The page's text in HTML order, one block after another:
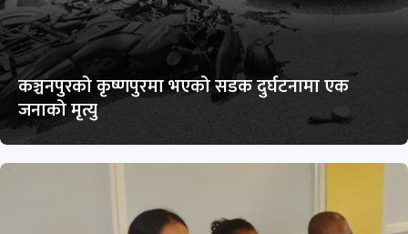
कञ्चनपुरको कृष्णपुरमा भएको सडक दुर्घटनामा एक
जनाको मृत्यु